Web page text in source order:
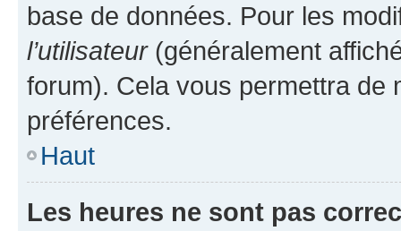
base de données. Pour les
l’utilisateur(généralement
forum). Cela vous permettra de
préférences.
Haut
Les heures ne sont pas